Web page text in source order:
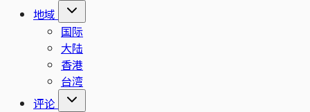
地域
国际
大陆
香港
台湾
评论